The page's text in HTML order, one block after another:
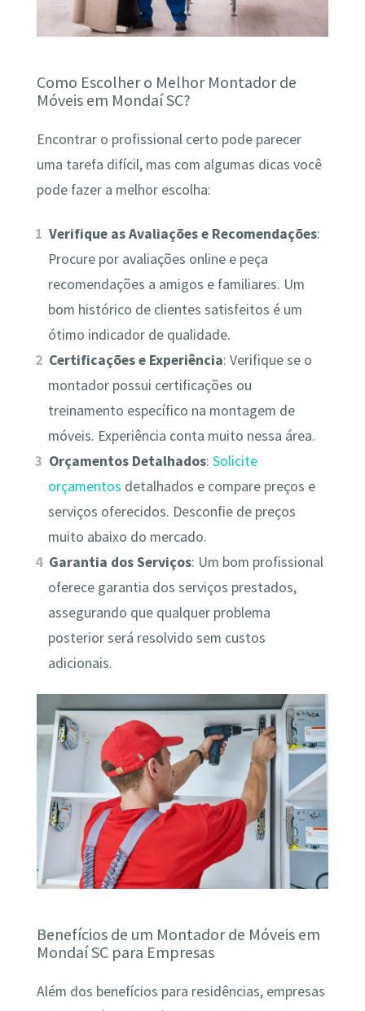
Como Escolher o Melhor Montador de
Móveis em Mondaí SC?
Encontrar o profissional certo pode parecer
uma tarefa difícil, mas com algumas dicas você
pode fazer a melhor escolha:
Verifique as Avaliações e Recomendações:
Procure por avaliações online e peça
recomendações a amigos e familiares. Um
bom histórico de clientes satisfeitos é um
ótimo indicador de qualidade.
Certificações e Experiência: Verifique se o
montador possui certificações ou
treinamento específico na montagem de
móveis. Experiência conta muito nessa área.
Orçamentos Detalhados:Solicite
orçamentos detalhados e compare preços e
serviços oferecidos. Desconfie de preços
muito abaixo do mercado.
Garantia dos Serviços: Um bom profissional
oferece garantia dos serviços prestados,
assegurando que qualquer problema
posterior será resolvido sem custos
adicionais.
Benefícios de um Montador de Móveis em
Mondaí SC para Empresas
Além dos benefícios para residências, empresas